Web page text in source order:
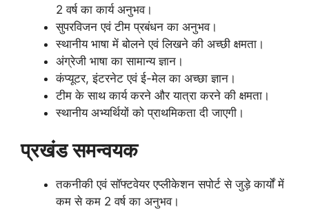
2 वर्ष का कार्य अनुभव।
सुपरविजन एवं टीम प्रबंधन का अनुभव।
स्थानीय भाषा में बोलने एवं लिखने की अच्छी क्षमता।
अंग्रेजी भाषा का सामान्य ज्ञान।
कंप्यूटर, इंटरनेट एवं ई-मेल का अच्छा ज्ञान।
टीम के साथ कार्य करने और यात्रा करने की क्षमता।
स्थानीय अभ्यर्थियों को प्राथमिकता दी जाएगी।
प्रखंड समन्वयक
तकनीकी एवं सॉफ्टवेयर एप्लीकेशन सपोर्ट से जुड़े कार्यों में
कम से कम 2 वर्ष का अनुभव।